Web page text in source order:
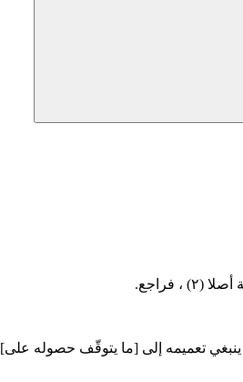
أصلا (٢) ، فراجع.
ينبغي تعميمه إلى [ما يتوقّف حصوله على]